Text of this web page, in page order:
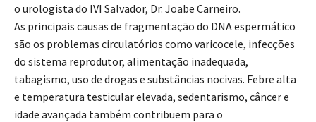
o urologista do IVI Salvador, Dr. Joabe Carneiro.
As principais causas de fragmentação do DNA espermático
são os problemas circulatórios como varicocele, infecções
do sistema reprodutor, alimentação inadequada,
tabagismo, uso de drogas e substâncias nocivas. Febre alta
e temperatura testicular elevada, sedentarismo, câncer e
idade avançada também contribuem para o